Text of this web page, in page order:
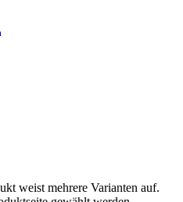
weist mehrere Varianten auf.